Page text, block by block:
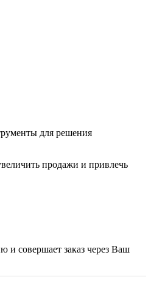
для решения
продажи и привлечь
и совершает заказ через Ваш